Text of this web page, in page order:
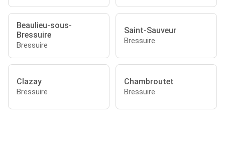
Beaulieu-sous-
Bressuire
Bressuire
Saint-Sauveur
Bressuire
Clazay
Bressuire
Chambroutet
Bressuire